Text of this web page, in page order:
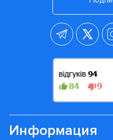
Информация